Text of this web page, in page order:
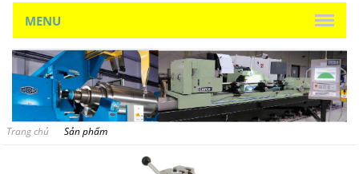
MENU
Trang chủ Sản phẩm